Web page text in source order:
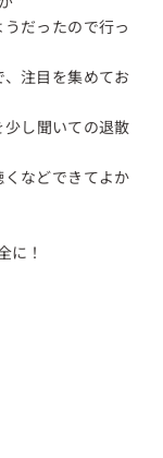
だったので行っ
注目を集めてお
し聞いての退散
などできてよか
に！